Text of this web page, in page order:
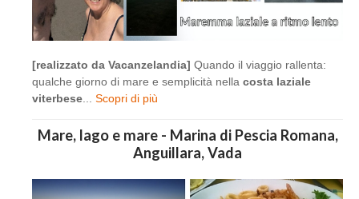
[realizzato da Vacanzelandia] Quando il viaggio rallenta:
qualche giorno di mare e semplicità nella costa laziale
viterbese
Scopri di più
Mare, lago e mare - Marina di Pescia Romana,
Anguillara, Vada